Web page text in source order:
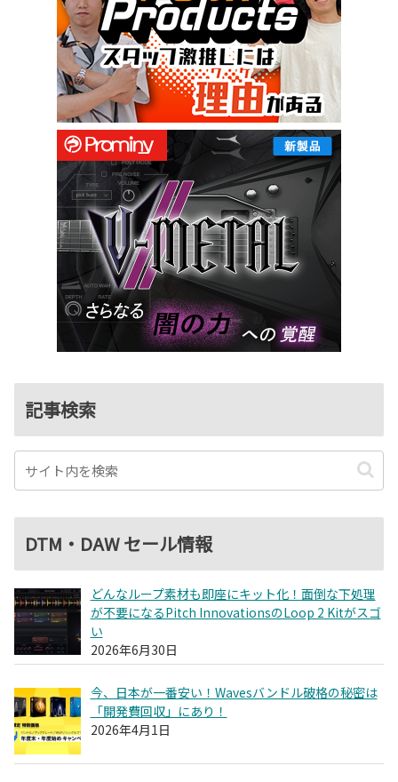
記事検索
DTM・DAW セール情報
どんなループ素材も即座にキット化！面倒な下処理
が不要になるPitch InnovationsのLoop 2 Kitがスゴ
い
2026年6月30日
今、日本が一番安い！Wavesバンドル破格の秘密は
「開発費回収」にあり！
2026年4月1日